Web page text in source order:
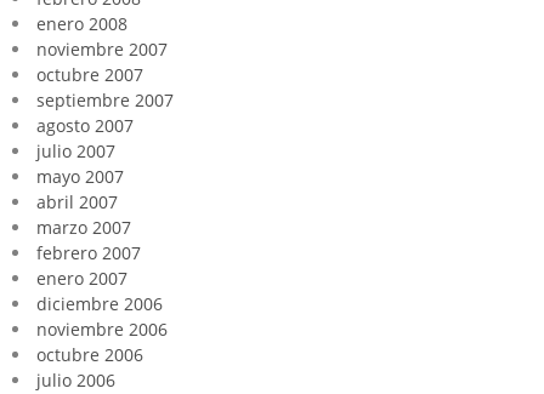
enero 2008
noviembre 2007
octubre 2007
septiembre 2007
agosto 2007
julio 2007
mayo 2007
abril 2007
marzo 2007
febrero 2007
enero 2007
diciembre 2006
noviembre 2006
octubre 2006
julio 2006